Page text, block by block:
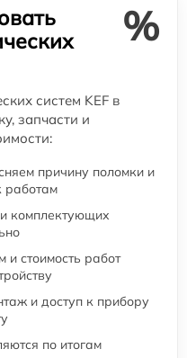
%
систем KEF в
запчасти и
причину поломки и
работам
комплектующих
и стоимость работ
и доступ к прибору
по итогам